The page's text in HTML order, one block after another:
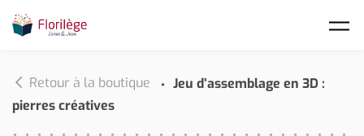
Retour à la boutique
Jeu d’assemblage en 3D :
pierres créatives